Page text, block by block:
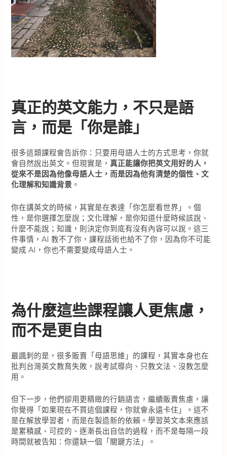
真正的英文能力，不只是語
言，而是「你是誰」
很多這類課程會告訴你：只要用母語人士的方式思考，你就
會自然說出英文。但現實是，真正能讓你把英文用好的人，
從來不是因為他像母語人士，而是因為他有清楚的個性、文
化理解和知識背景 。
你在講英文的時候，其實是在表達「你怎麼看世界」。個
性，是你選擇怎麼說；文化理解，是你知道什麼時候該說、
什麼不能說；知識，則決定你到底有沒有內容可以說。這三
件事情，AI 教不了你，課程話術也給不了你，因為你不可能
變成 AI，你也不需要變成母語人士。
為什麼這些課程讓人更焦慮，
而不是更自由
最諷刺的是，很多販賣「母語思維」的課程，其實本身也在
批判台灣英文教育失敗，說考試導向、只教文法、沒教怎麼
用。
但下一步，他們卻用更精緻的行銷語言，繼續販賣焦慮，讓
你覺得「如果現在不買這個課程，你就會永遠卡住」。這不
是在解放學習者，而是在製造新的依賴。學習英文本來應該
是累積感、可控的、逐漸長出自信的過程，而不是每隔一段
時間就被告知：你還缺一個「關鍵方法」。